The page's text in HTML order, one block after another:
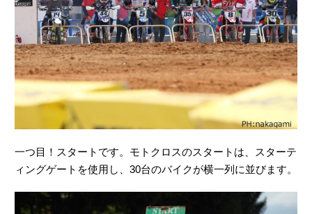
一つ目！スタートです。モトクロスのスタートは、スターテ
ィングゲートを使用し、30台のバイクが横一列に並びます。